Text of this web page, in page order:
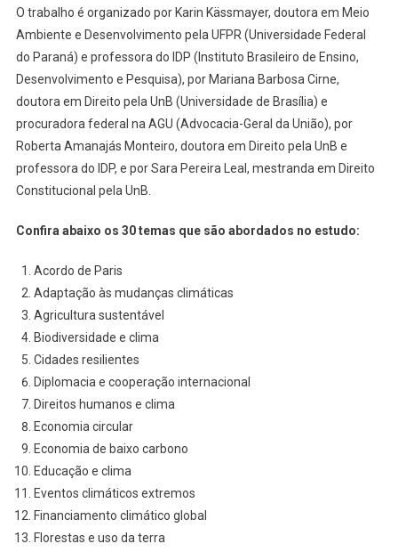
O trabalho é organizado por Karin Kässmayer, doutora em Meio
Ambiente e Desenvolvimento pela UFPR (Universidade Federal
do Paraná) e professora do IDP (Instituto Brasileiro de Ensino,
Desenvolvimento e Pesquisa), por Mariana Barbosa Cirne,
doutora em Direito pela UnB (Universidade de Brasília) e
procuradora federal na AGU (Advocacia-Geral da União), por
Roberta Amanajás Monteiro, doutora em Direito pela UnB e
professora do IDP, e por Sara Pereira Leal, mestranda em Direito
Constitucional pela UnB.
Confira abaixo os 30 temas que são abordados no estudo:
Acordo de Paris
Adaptação às mudanças climáticas
Agricultura sustentável
Biodiversidade e clima
Cidades resilientes
Diplomacia e cooperação internacional
Direitos humanos e clima
Economia circular
Economia de baixo carbono
Educação e clima
Eventos climáticos extremos
Financiamento climático global
Florestas e uso da terra